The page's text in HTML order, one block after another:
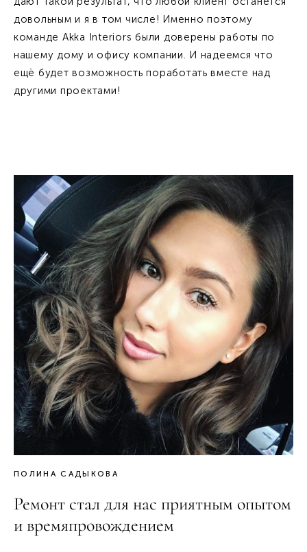
довольным и я в том числе! Именно поэтому
команде Akka Interiors были доверены работы по
нашему дому и офису компании. И надеемся что
ещё будет возможность поработать вместе над
другими проектами!
ПОЛИНА САДЫКОВА
Ремонт стал для нас приятным опытом
и времяпровождением